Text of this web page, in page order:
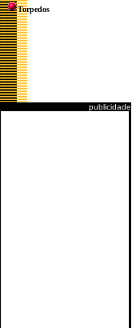
Torpedos
publicidade